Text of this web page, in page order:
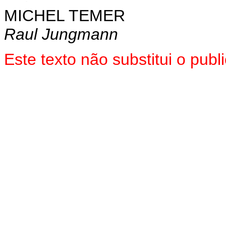
MICHEL TEMER
Raul Jungmann
Este texto não substitui o